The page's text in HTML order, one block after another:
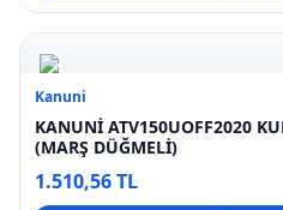
Kanuni
KANUNİ ATV150UOFF2020
(MARŞ DÜĞMELİ)
1.510,56 TL